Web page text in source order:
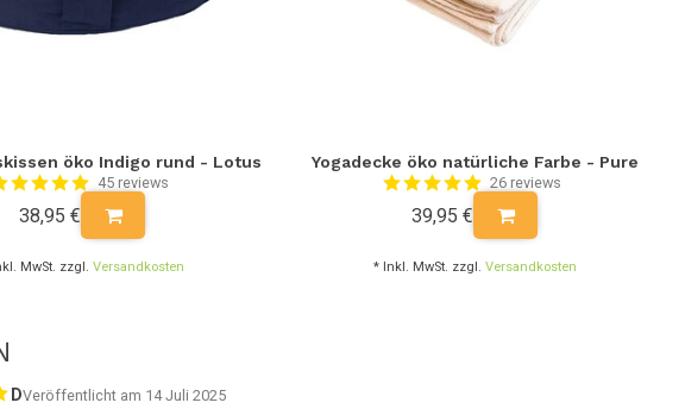
öko Indigo rund - Lotus
45 reviews
38,95 €
MwSt. zzgl. Versandkosten
Yogadecke öko natürliche Farbe - Pure
26 reviews
39,95 €
* Inkl. MwSt. zzgl. Versandkosten
DVeröffentlicht am 14 Juli 2025